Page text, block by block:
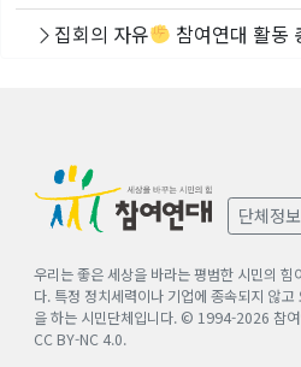
집회의 자유
참여연대 활동
단체정보
우리는 좋은 세상을 바라는 평범한 시민의 힘
다. 특정 정치세력이나 기업에 종속되지 않
을 하는 시민단체입니다. © 1994-2026 참
CC BY-NC 4.0.